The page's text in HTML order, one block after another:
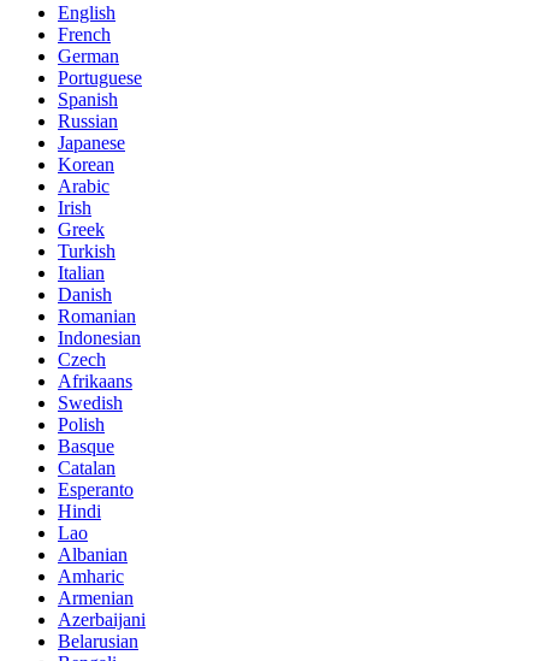
English
French
German
Portuguese
Spanish
Russian
Japanese
Korean
Arabic
Irish
Greek
Turkish
Italian
Danish
Romanian
Indonesian
Czech
Afrikaans
Swedish
Polish
Basque
Catalan
Esperanto
Hindi
Lao
Albanian
Amharic
Armenian
Azerbaijani
Belarusian